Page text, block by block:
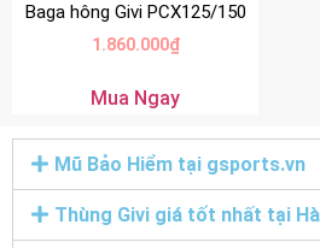
Baga hông Givi PCX125/150
1.860.000₫
Mua Ngay
Mũ Bảo Hiểm tại gsports.vn
Thùng Givi giá tốt nhất tại